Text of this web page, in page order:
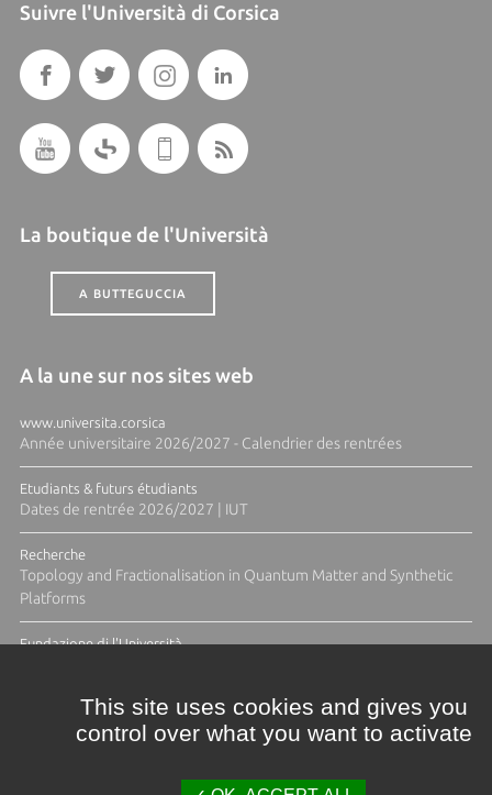
Suivre l'Università di Corsica
La boutique de l'Università
A BUTTEGUCCIA
A la une sur nos sites web
www.universita.corsica
Année universitaire 2026/2027 - Calendrier des rentrées
Etudiants & futurs étudiants
Dates de rentrée 2026/2027 | IUT
Recherche
Topology and Fractionalisation in Quantum Matter and Synthetic
Platforms
Fundazione di l'Università
This site uses cookies and gives you
control over what you want to activate